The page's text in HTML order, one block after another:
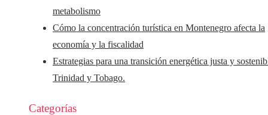
metabolismo
Cómo la concentración turística en Montenegro afecta la
economía y la fiscalidad
Estrategias para una transición energética justa y
Trinidad y Tobago.
Categorías